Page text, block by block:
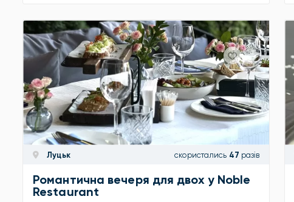
Луцьк скористались 47 разів
Романтична вечеря для двох у Noble
Restaurant